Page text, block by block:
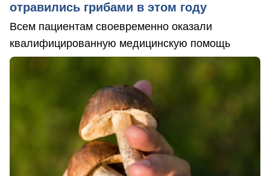
отравились грибами в этом году
Всем пациентам своевременно оказали
квалифицированную медицинскую помощь